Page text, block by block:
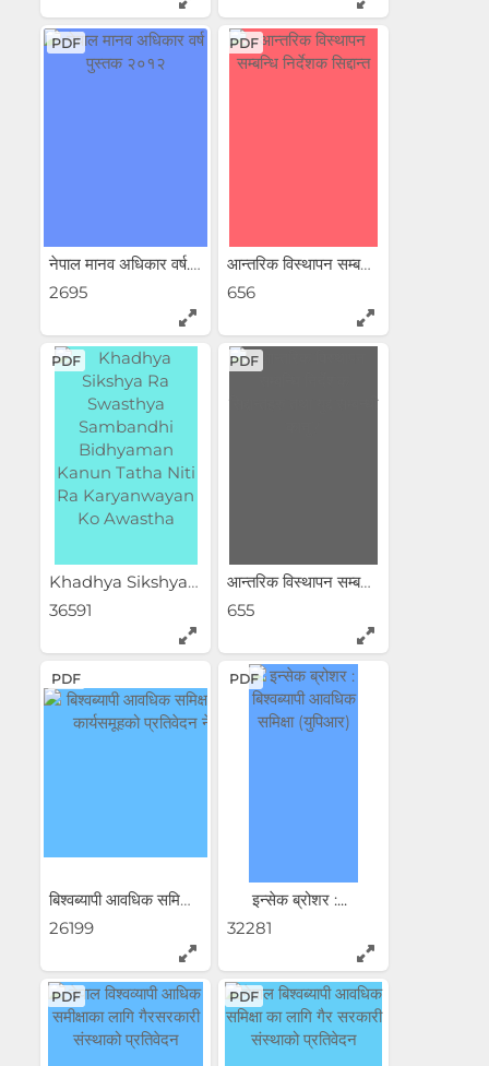
PDF
नेपाल मानव अधिकार वर्ष...
2695
PDF
आन्तरिक विस्थापन सम्बन्धि...
656
PDF
Khadhya Sikshya Ra...
36591
PDF
आन्तरिक विस्थापन सम्बन्धि...
655
PDF
बिश्वब्यापी आवधिक समिक्षा...
26199
PDF
इन्सेक ब्रोशर :...
32281
PDF PDF